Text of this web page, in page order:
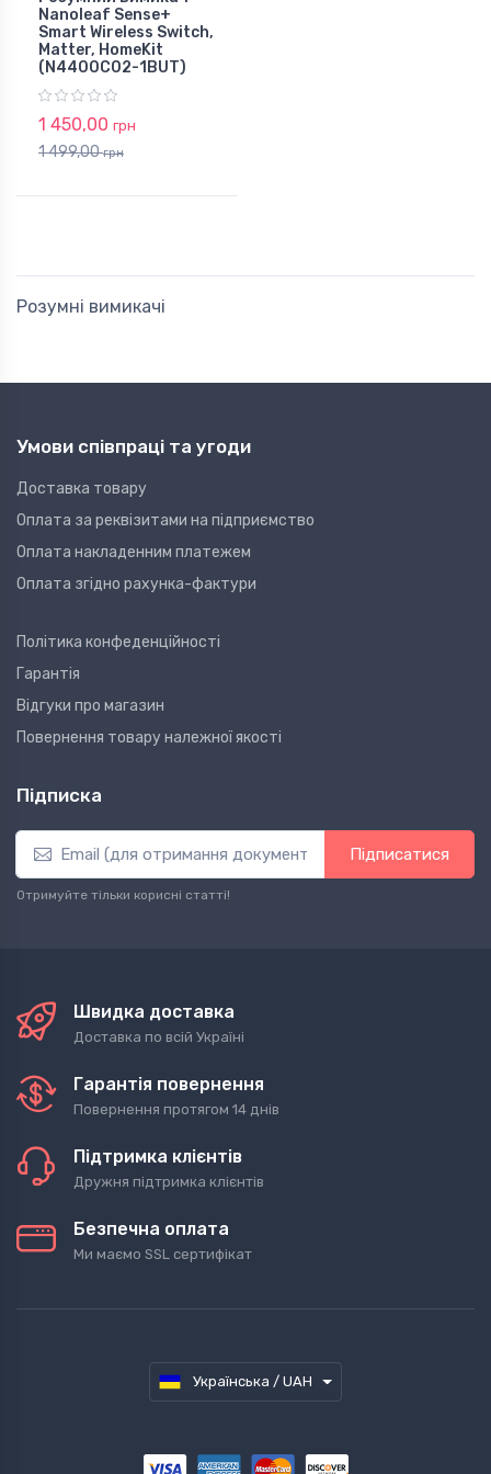
Nanoleaf Sense+
Smart Wireless Switch,
Matter, HomeKit
(N4400C02-1BUT)
1 450,00 грн
1 499,00грн
Розумні вимикачі
Умови співпраці та угоди
Доставка товару
Оплата за реквізитами на підприємство
Оплата накладенним платежем
Оплата згідно рахунка-фактури
Політика конфеденційності
Гарантія
Відгуки про магазин
Повернення товару належної якості
Підписка
Підписатися
Отримуйте тільки корисні статті!
Швидка доставка
Доставка по всій Україні
Гарантія повернення
Повернення протягом 14 днів
Підтримка клієнтів
Дружня підтримка клієнтів
Безпечна оплата
Ми маємо SSL сертифікат
Українська / UAH